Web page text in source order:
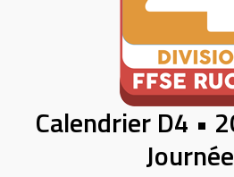
Calendrier D4 •